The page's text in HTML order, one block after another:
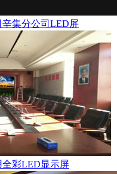
集分公司LED屏
彩LED显示屏